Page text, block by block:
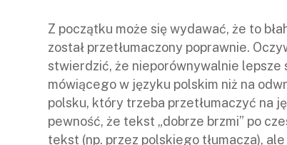
Z początku może się wydawać, że to
został przetłumaczony poprawnie.
stwierdzić, że nieporównywalnie lepsze
mówiącego w języku polskim niż na
polsku, który trzeba przetłumaczyć na
pewność, że tekst „dobrze brzmi” po
tekst (np. przez polskiego tłumacza),